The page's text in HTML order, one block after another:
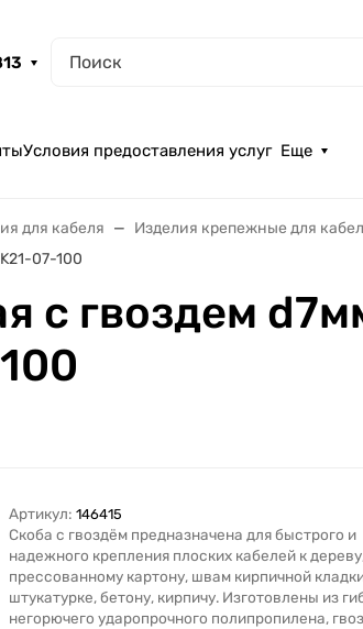
Условия предоставления услуг Еще
для кабеля Изделия крепежные для
07-100
с гвоздем
Артикул: 146415
Скоба с гвоздём предназначена для быстрого и
надежного крепления плоских кабелей к
прессованному картону, швам кирпичной
штукатурке, бетону, кирпичу. Изготовлены из
негорючего ударопрочного полипропилена,